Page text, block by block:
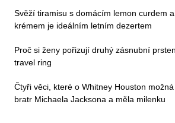
Svěží tiramisu s domácím lemon curdem
krémem je ideálním letním dezertem
Proč si ženy pořizují druhý zásnubní
travel ring
Čtyři věci, které o Whitney Houston
bratr Michaela Jacksona a měla milenku